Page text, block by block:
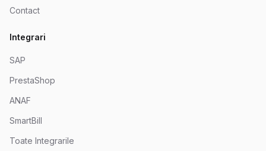
Contact
Integrari
SAP
PrestaShop
ANAF
SmartBill
Toate Integrarile